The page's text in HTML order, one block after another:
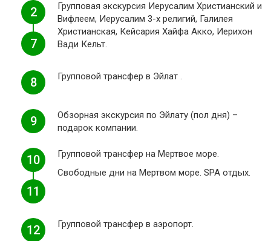
2
7
Групповая экскурсия Иерусалим Христианский и
Вифлеем, Иерусалим 3-х религий, Галилея
Христианская, Кейсария Хайфа Акко, Иерихон
Вади Кельт.
8 Групповой трансфер в Эйлат .
9
Обзорная экскурсия по Эйлату (пол дня) –
подарок компании.
10
11
Групповой трансфер на Мертвое море.
Свободные дни на Мертвом море. SPA отдых.
12 Групповой трансфер в аэропорт.